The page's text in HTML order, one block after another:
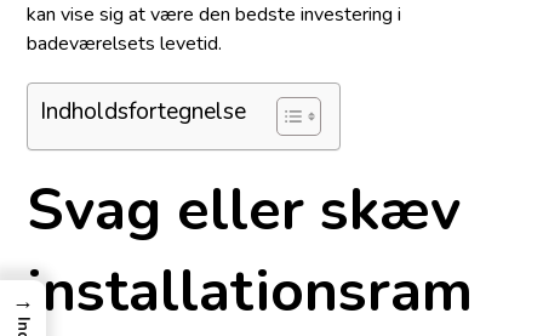
kan vise sig at være den bedste investering i
badeværelsets levetid.
Indholdsfortegnelse
Svag eller skæv
installationsram
→